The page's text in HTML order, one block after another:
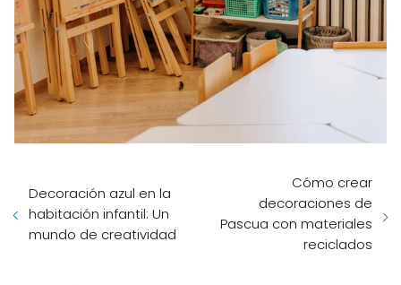
Decoración azul en la
habitación infantil: Un
mundo de creatividad
Cómo crear
decoraciones de
Pascua con materiales
reciclados